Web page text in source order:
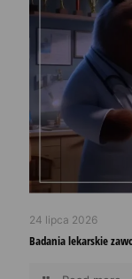
24 lipca 2026
Badania lekarskie